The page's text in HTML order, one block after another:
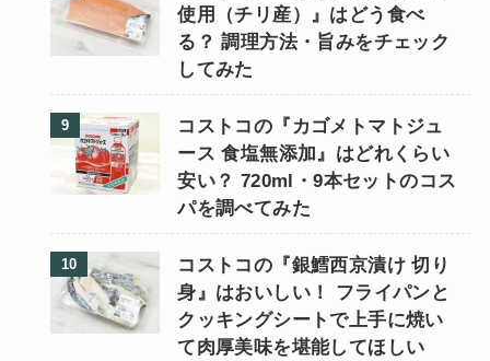
使用（チリ産）』はどう食べ
る？ 調理方法・旨みをチェック
してみた
コストコの『カゴメトマトジュ
ース 食塩無添加』はどれくらい
安い？ 720ml・9本セットのコス
パを調べてみた
コストコの『銀鱈西京漬け 切り
身』はおいしい！ フライパンと
クッキングシートで上手に焼い
て肉厚美味を堪能してほしい